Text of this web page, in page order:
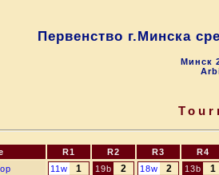
Первенство г.Минска
Минск
R1 R2 R3
R4
11w 1 19b 2 18w 2 13b 1